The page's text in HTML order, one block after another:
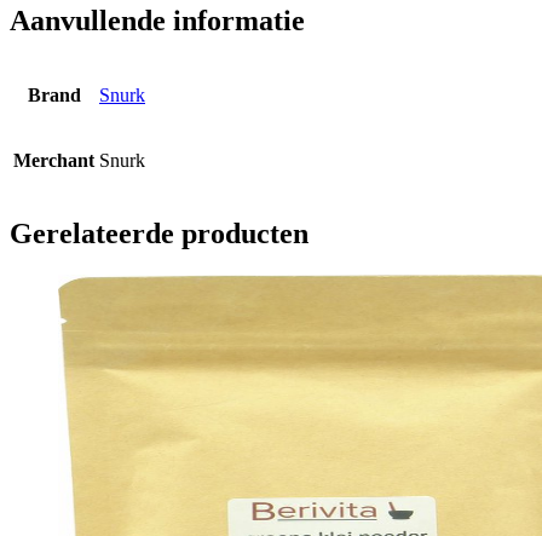
Aanvullende informatie
Brand Snurk
Merchant Snurk
Gerelateerde producten